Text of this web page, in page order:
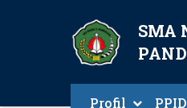
SMA
Profil